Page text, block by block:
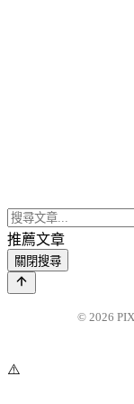
推薦文章
關閉搜尋
© 2026
⚠️